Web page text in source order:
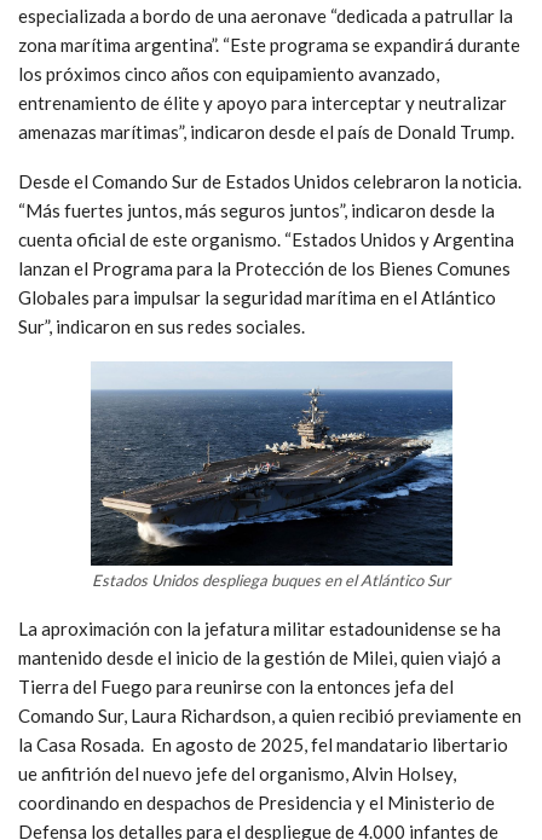
especializada a bordo de una aeronave “dedicada a patrullar la
zona marítima argentina”. “Este programa se expandirá durante
los próximos cinco años con equipamiento avanzado,
entrenamiento de élite y apoyo para interceptar y neutralizar
amenazas marítimas”, indicaron desde el país de Donald Trump.
Desde el Comando Sur de Estados Unidos celebraron la noticia.
“Más fuertes juntos, más seguros juntos”, indicaron desde la
cuenta oficial de este organismo. “Estados Unidos y Argentina
lanzan el Programa para la Protección de los Bienes Comunes
Globales para impulsar la seguridad marítima en el Atlántico
Sur”, indicaron en sus redes sociales.
Estados Unidos despliega buques en el Atlántico Sur
La aproximación con la jefatura militar estadounidense se ha
mantenido desde el inicio de la gestión de Milei, quien viajó a
Tierra del Fuego para reunirse con la entonces jefa del
Comando Sur, Laura Richardson, a quien recibió previamente en
la Casa Rosada. En agosto de 2025, fel mandatario libertario
ue anfitrión del nuevo jefe del organismo, Alvin Holsey,
coordinando en despachos de Presidencia y el Ministerio de
Defensa los detalles para el despliegue de 4.000 infantes de